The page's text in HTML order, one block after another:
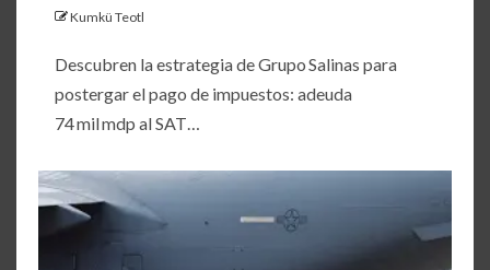
Kumkü Teotl
Descubren la estrategia de Grupo Salinas para
postergar el pago de impuestos: adeuda
74 mil mdp al SAT…